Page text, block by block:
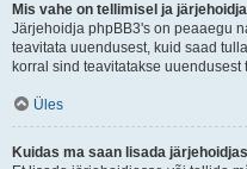
Mis vahe on tellimisel ja
Järjehoidja phpBB3's on peaaegu
teavitata uuendusest, kuid saad
korral sind teavitatakse
Üles
Kuidas ma saan lisada